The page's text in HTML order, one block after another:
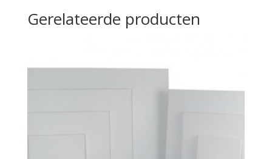
Gerelateerde producten